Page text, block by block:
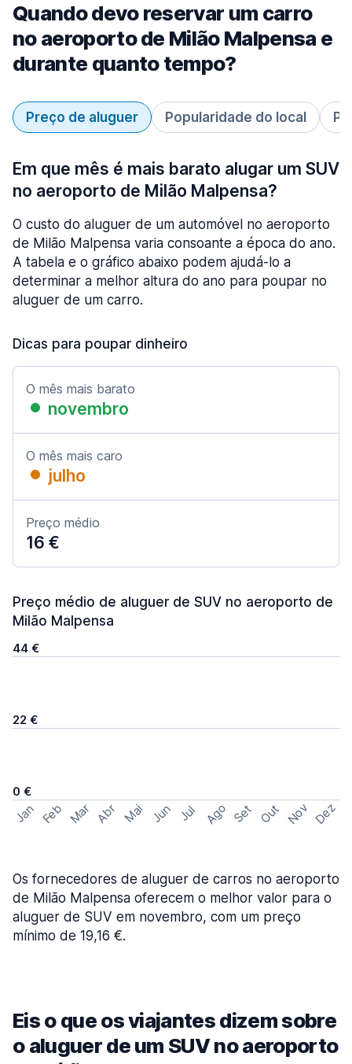
Quando devo reservar um carro
no aeroporto de Milão Malpensa e
durante quanto tempo?
Preço de aluguer Popularidade do local
Em que mês é mais barato alugar um SUV
no aeroporto de Milão Malpensa?
O custo do aluguer de um automóvel no aeroporto
de Milão Malpensa varia consoante a época do ano.
A tabela e o gráfico abaixo podem ajudá-lo a
determinar a melhor altura do ano para poupar no
aluguer de um carro.
Dicas para poupar dinheiro
O mês mais barato
novembro
O mês mais caro
julho
Preço médio
16 €
Preço médio de aluguer de SUV no aeroporto de
Milão Malpensa
44 €
22 €
0 €
Jan Feb Mar Abr Mai Jun Jul Ago Set Out Nov Dez
Os fornecedores de aluguer de carros no aeroporto
de Milão Malpensa oferecem o melhor valor para o
aluguer de SUV em novembro, com um preço
mínimo de 19,16 €.
Eis o que os viajantes dizem sobre
o aluguer de um SUV no aeroporto